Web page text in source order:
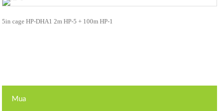
5in cage HP-DHA1 2m HP-5 + 100m HP-1
Mua